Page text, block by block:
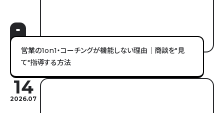
営業の1on1・コーチングが機能しない理由｜商談を"見
て"指導する方法
14
2026.07